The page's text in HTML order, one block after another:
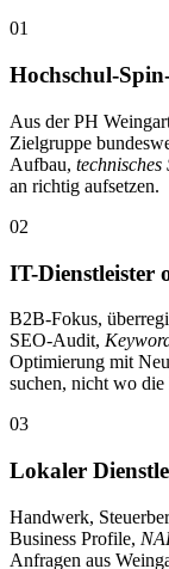
01
Hochschul-
Aus der PH
Zielgruppe
Aufbau, technisches
an richtig aufsetzen.
02
IT-Dienstleister
B2B-Fokus,
SEO-Audit,
Optimierung mit
suchen, nicht wo die
03
Lokaler
Handwerk,
Business Profile,
Anfragen aus